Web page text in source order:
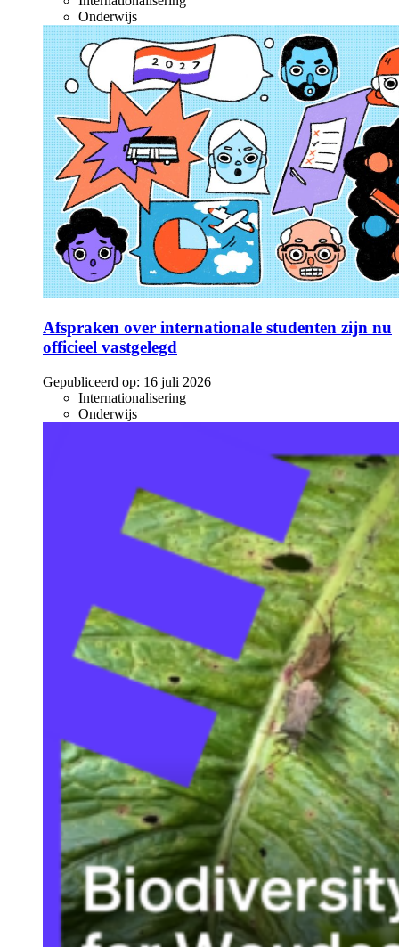
Onderwijs
Afspraken over internationale studenten zijn nu
officieel vastgelegd
Gepubliceerd op: 16 juli 2026
Internationalisering
Onderwijs